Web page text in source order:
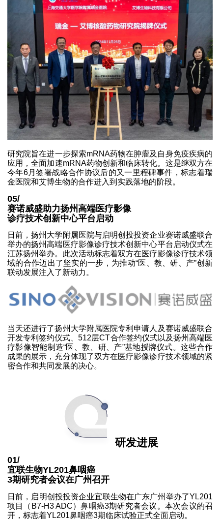
研究院旨在进一步探索mRNA药物在肿瘤及自身免疫疾病的
应用，全面加速mRNA药物创新和临床转化。这是继双方在
今年6月签署战略合作协议后的又一里程碑事件，标志着瑞
金医院和艾博生物的合作进入到实践落地的阶段。
05/
赛诺威盛助力扬州高端医疗影像
诊疗技术创新中心平台启动
日前，扬州大学附属医院与启明创投投资企业赛诺威盛联合
举办的扬州高端医疗影像诊疗技术创新中心平台启动仪式在
江苏扬州举办。此次活动标志着双方在医疗影像诊疗技术领
域的合作迈出了坚实的一步，为推动“医、教、研、产”创新
联动发展注入了新动力。
当天还进行了扬州大学附属医院专利申请人及赛诺威盛联合
开发专利签约仪式、512层CT合作签约仪式以及扬州高端医
疗影像智能制造“医、教、研、产”基地授牌仪式。这些合作
成果的展示，充分体现了双方在医疗影像诊疗技术领域的紧
密合作和共同发展的决心。
研发进展
01/
宜联生物YL201鼻咽癌
3期研究者会议在广州召开
日前，启明创投投资企业宜联生物在广东广州举办了YL201
项目（B7-H3 ADC）鼻咽癌3期研究者会议。本次会议的召
开，标志着YL201鼻咽癌3期临床试验正式全面启动。